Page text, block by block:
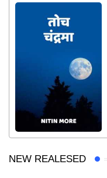
NEW REALESED